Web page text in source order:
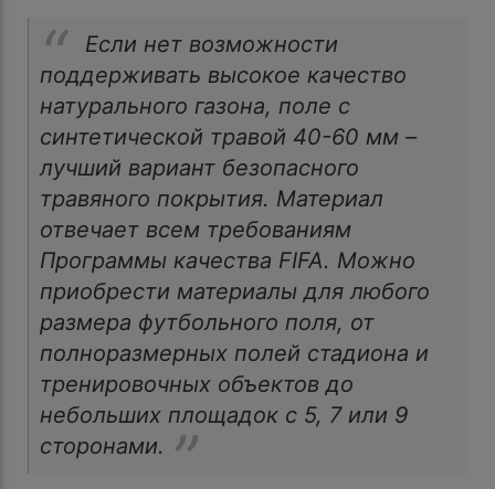
Если нет возможности
поддерживать высокое качество
натурального газона, поле с
синтетической травой 40-60 мм –
лучший вариант безопасного
травяного покрытия. Материал
отвечает всем требованиям
Программы качества FIFA. Можно
приобрести материалы для любого
размера футбольного поля, от
полноразмерных полей стадиона и
тренировочных объектов до
небольших площадок с 5, 7 или 9
сторонами.